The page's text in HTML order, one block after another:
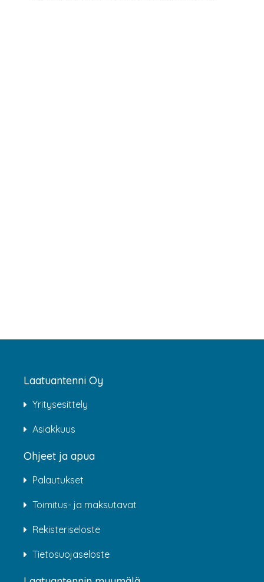
Laatuantenni Oy
Yritysesittely
Asiakkuus
Ohjeet ja apua
Palautukset
Toimitus- ja maksutavat
Rekisteriseloste
Tietosuojaseloste